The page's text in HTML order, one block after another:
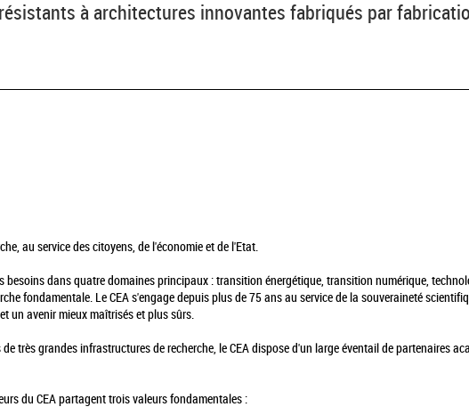
à architectures innovantes fabriqués par
au service des citoyens, de l'économie et de l'Etat.
besoins dans quatre domaines principaux : transition énergétique, transition numérique,
fondamentale. Le CEA s'engage depuis plus de 75 ans au service de la souveraineté
un avenir mieux maîtrisés et plus sûrs.
très grandes infrastructures de recherche, le CEA dispose d'un large éventail de partenaires
du CEA partagent trois valeurs fondamentales :